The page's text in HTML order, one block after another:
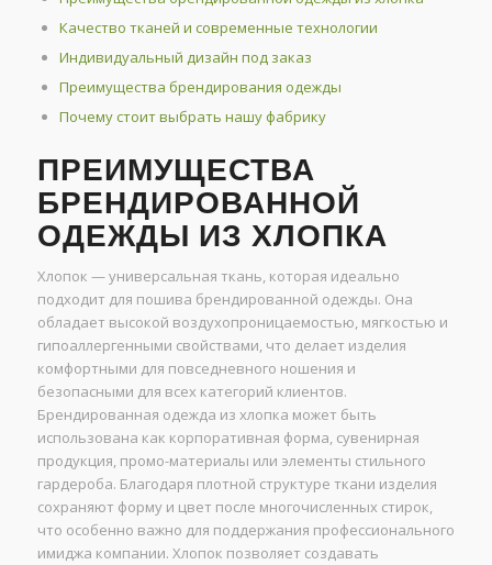
Качество тканей и современные технологии
Индивидуальный дизайн под заказ
Преимущества брендирования одежды
Почему стоит выбрать нашу фабрику
ПРЕИМУЩЕСТВА
БРЕНДИРОВАННОЙ
ОДЕЖДЫ ИЗ ХЛОПКА
Хлопок — универсальная ткань, которая идеально
подходит для пошива брендированной одежды. Она
обладает высокой воздухопроницаемостью, мягкостью и
гипоаллергенными свойствами, что делает изделия
комфортными для повседневного ношения и
безопасными для всех категорий клиентов.
Брендированная одежда из хлопка может быть
использована как корпоративная форма, сувенирная
продукция, промо-материалы или элементы стильного
гардероба. Благодаря плотной структуре ткани изделия
сохраняют форму и цвет после многочисленных стирок,
что особенно важно для поддержания профессионального
имиджа компании. Хлопок позволяет создавать